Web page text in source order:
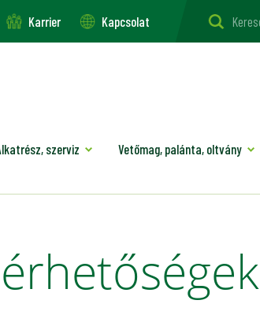
Karrier Kapcsolat
szerviz Vetőmag, palánta, oltvány